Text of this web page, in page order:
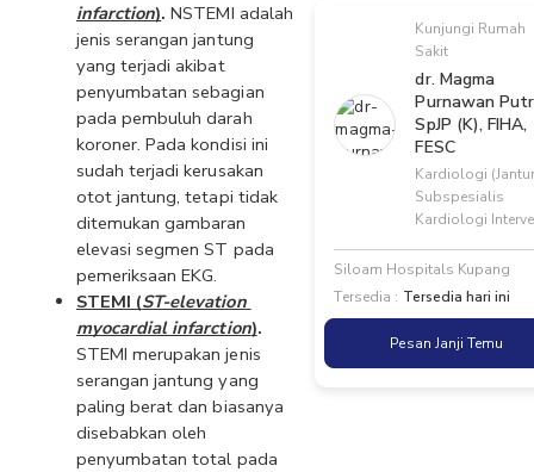
infarction). NSTEMI adalah
jenis serangan jantung
yang terjadi akibat
penyumbatan sebagian
pada pembuluh darah
koroner. Pada kondisi ini
sudah terjadi kerusakan
otot jantung, tetapi tidak
ditemukan gambaran
elevasi segmen ST pada
pemeriksaan EKG.
STEMI (ST-elevation
myocardial infarction)
STEMI merupakan jenis
serangan jantung yang
paling berat dan biasanya
disebabkan oleh
penyumbatan total pada
Kunjungi Rumah
Sakit
dr. Magma
Purnawan
SpJP (K), FIHA,
FESC
Kardiologi
Subspesialis
Kardiologi
Siloam Hospitals Kupang
Tersedia : Tersedia hari ini
Pesan Janji Temu